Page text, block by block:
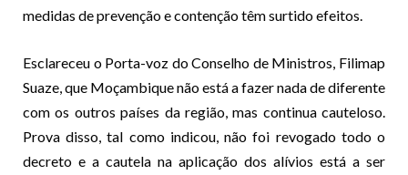
medidas de prevenção e contenção têm surtido efeitos.
Esclareceu o Porta-voz do Conselho de Ministros, Filimap
Suaze, que Moçambique não está a fazer nada de diferente
com os outros países da região, mas continua cauteloso.
Prova disso, tal como indicou, não foi revogado todo o
decreto e a cautela na aplicação dos alívios está a ser